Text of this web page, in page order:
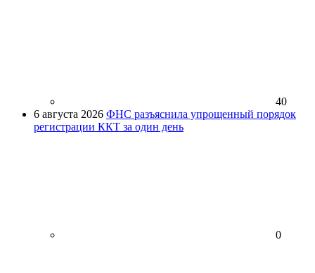
40
6 августа 2026 ФНС разъяснила упрощенный порядок
регистрации ККТ за один день
0